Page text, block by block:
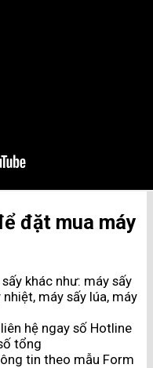
đặt mua máy
khác như: máy sấy
máy sấy lúa, máy
liên hệ ngay số Hotline
tổng
tin theo mẫu Form